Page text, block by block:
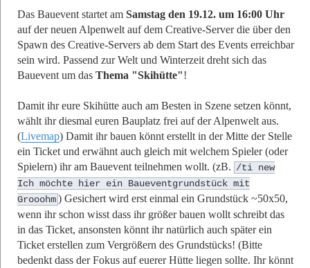
Das Bauevent startet am Samstag den 19.12. um 16:00 Uhr
auf der neuen Alpenwelt auf dem Creative-Server die über den
Spawn des Creative-Servers ab dem Start des Events erreichbar
sein wird. Passend zur Welt und Winterzeit dreht sich das
Bauevent um das Thema "Skihütte"!
Damit ihr eure Skihütte auch am Besten in Szene setzen könnt,
wählt ihr diesmal euren Bauplatz frei auf der Alpenwelt aus.
(Livemap) Damit ihr bauen könnt erstellt in der Mitte der Stelle
ein Ticket und erwähnt auch gleich mit welchem Spieler (oder
Spielern) ihr am Bauevent teilnehmen wollt. (zB. /ti new
Ich möchte hier ein Baueventgrundstück mit
Grooohm) Gesichert wird erst einmal ein Grundstück ~50x50,
wenn ihr schon wisst dass ihr größer bauen wollt schreibt das
in das Ticket, ansonsten könnt ihr natürlich auch später ein
Ticket erstellen zum Vergrößern des Grundstücks! (Bitte
bedenkt dass der Fokus auf euerer Hütte liegen sollte. Ihr könnt